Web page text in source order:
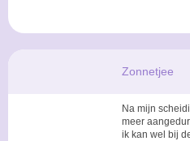
naar het
Zonnetjee
Na mijn
meer
ik kan wel bij